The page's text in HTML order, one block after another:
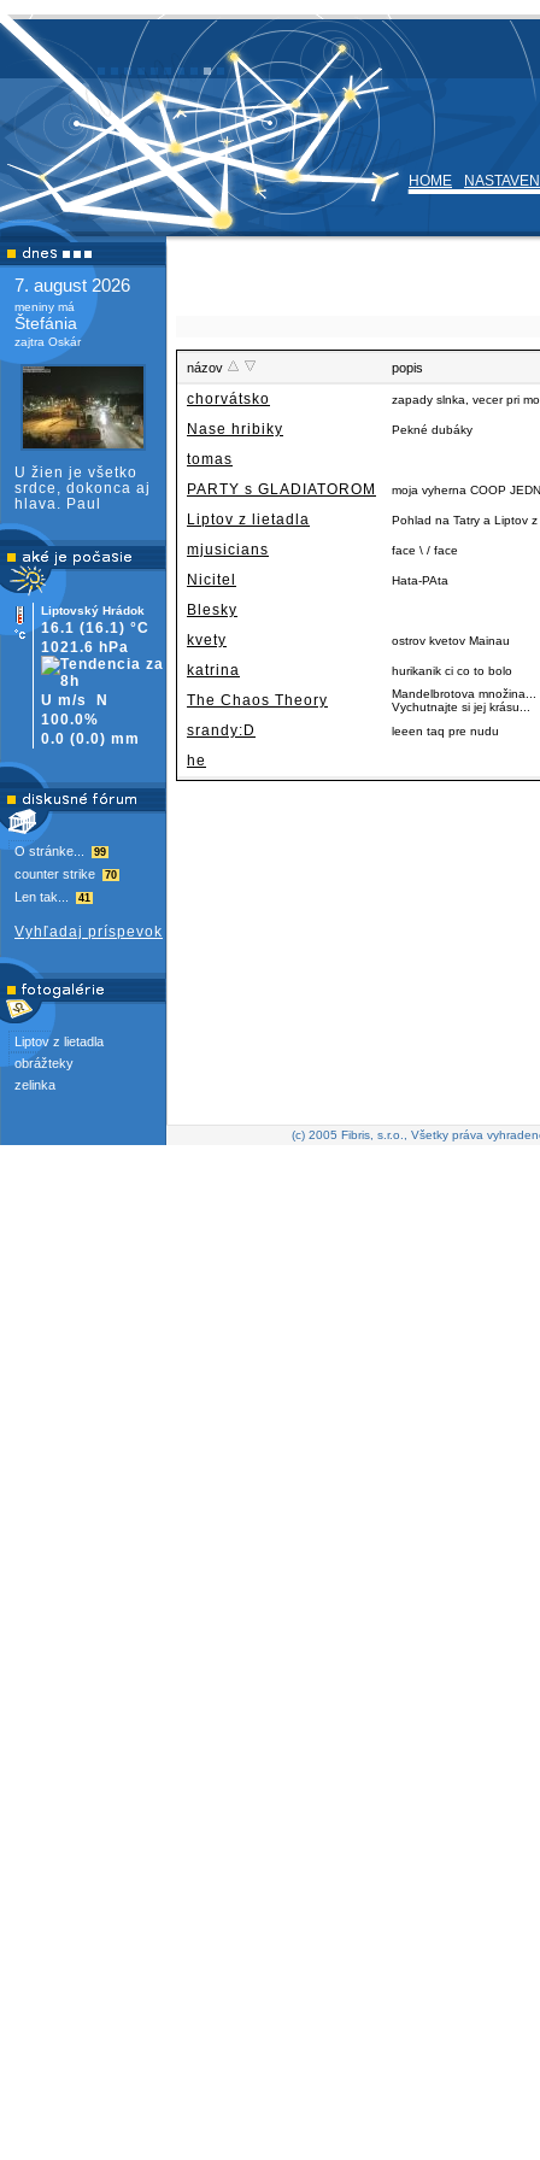
HOME
7. august 2026
meniny má
Štefánia
zajtra Oskár
U žien je všetko
srdce, dokonca aj
hlava. Paul
Liptovský Hrádok
16.1 (16.1) °C
1021.6 hPa
U m/s
N
100.0%
0.0 (0.0) mm
O stránke... 99
counter strike 70
Len tak... 41
Vyhľadaj príspevok
Liptov z lietadla
obrážteky
zelinka
názov popis
chorvátsko zapady slnka, vecer pri
Nase hribiky Pekné dubáky
tomas
PARTY s GLADIATOROM
moja vyherna COOP
Liptov z lietadla Pohlad na Tatry a Liptov
mjusicians face \ / face
Nicitel Hata-PAta
Blesky
kvety
ostrov kvetov Mainau
katrina hurikanik ci co to bolo
The Chaos Theory
Mandelbrotova
Vychutnajte si jej krásu...
srandy:D leeen taq pre nudu
he
(c) 2005 Fibris, s.r.o., Všetky práva